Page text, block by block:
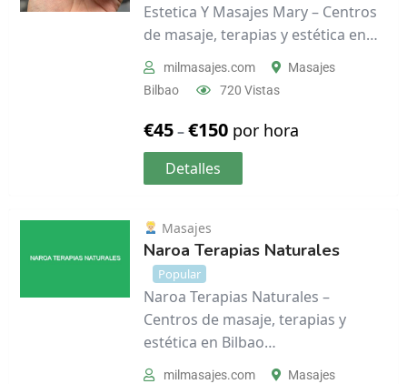
Estetica Y Masajes Mary – Centros
de masaje, terapias y estética en…
milmasajes.com
Masajes
Bilbao
720 Vistas
€45–€150 por hora
Detalles
Masajes
Naroa Terapias Naturales
Popular
Naroa Terapias Naturales –
Centros de masaje, terapias y
estética en Bilbao…
milmasajes.com
Masajes